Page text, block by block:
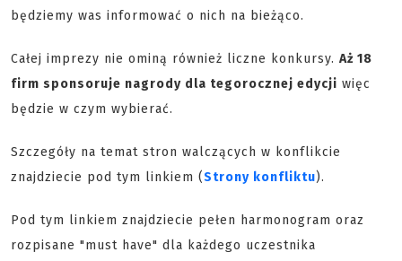
będziemy was informować o nich na bieżąco.
Całej imprezy nie ominą również liczne konkursy. Aż 18
firm sponsoruje nagrody dla tegorocznej edycji więc
będzie w czym wybierać.
Szczegóły na temat stron walczących w konflikcie
znajdziecie pod tym linkiem (Strony konfliktu).
Pod tym linkiem znajdziecie pełen harmonogram oraz
rozpisane "must have" dla każdego uczestnika